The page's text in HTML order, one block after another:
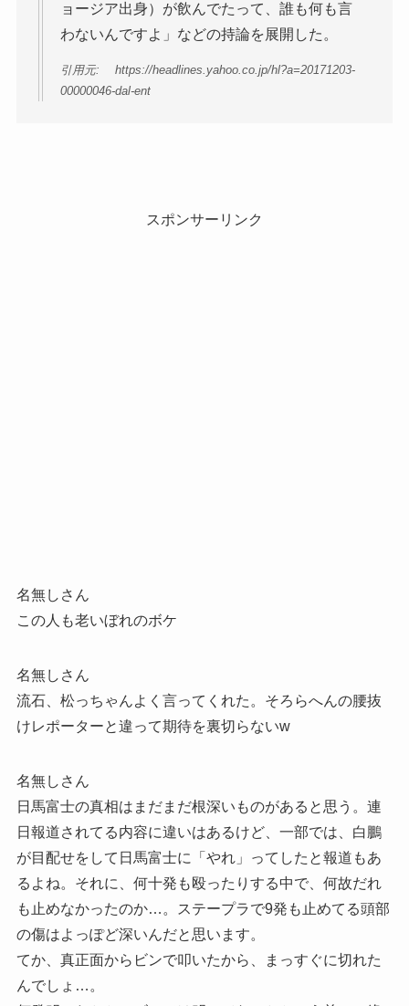
ョージア出身）が飲んでたって、誰も何も言
わないんですよ」などの持論を展開した。
引用元: https://headlines.yahoo.co.jp/hl?a=20171203-
00000046-dal-ent
スポンサーリンク
名無しさん
この人も老いぼれのボケ
名無しさん
流石、松っちゃんよく言ってくれた。そろらへんの腰抜
けレポーターと違って期待を裏切らないw
名無しさん
日馬富士の真相はまだまだ根深いものがあると思う。連
日報道されてる内容に違いはあるけど、一部では、白鵬
が目配せをして日馬富士に「やれ」ってしたと報道もあ
るよね。それに、何十発も殴ったりする中で、何故だれ
も止めなかったのか…。ステープラで9発も止めてる頭部
の傷はよっぽど深いんだと思います。
てか、真正面からビンで叩いたから、まっすぐに切れた
んでしょ…。